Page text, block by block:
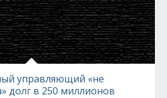
управляющий «не
долг в 250 миллионов